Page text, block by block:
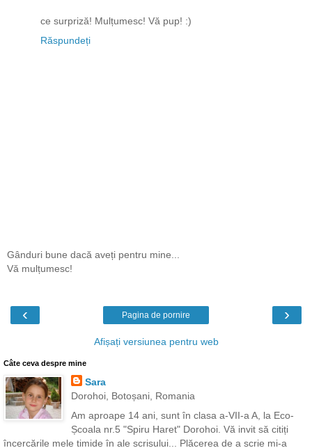
ce surpriză! Mulțumesc! Vă pup! :)
Răspundeți
Gânduri bune dacă aveți pentru mine...
Vă mulțumesc!
‹ ›
Pagina de pornire
Afișați versiunea pentru web
Câte ceva despre mine
Sara
Dorohoi, Botoșani, Romania
Am aproape 14 ani, sunt în clasa a-VII-a A, la Eco-
Școala nr.5 "Spiru Haret" Dorohoi. Vă invit să citiți
încercările mele timide în ale scrisului... Plăcerea de a scrie mi-a